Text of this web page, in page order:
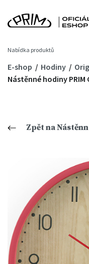
Nabídka produktů
E-shop Hodiny
Nástěnné hodiny
Zpět na